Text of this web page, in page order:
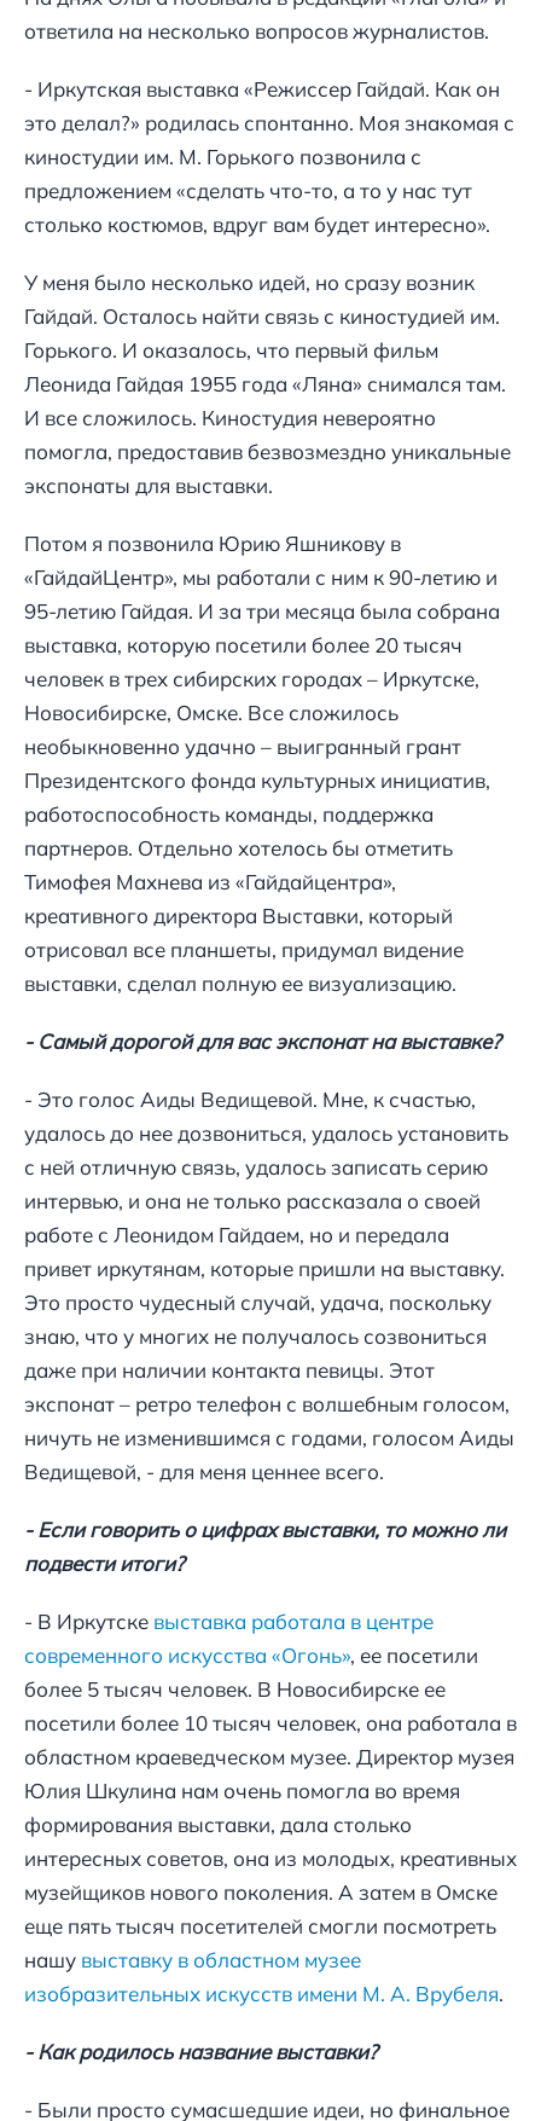
ответила на несколько вопросов журналистов.
- Иркутская выставка «Режиссер Гайдай. Как он
это делал?» родилась спонтанно. Моя знакомая с
киностудии им. М. Горького позвонила с
предложением «сделать что-то, а то у нас тут
столько костюмов, вдруг вам будет интересно».
У меня было несколько идей, но сразу возник
Гайдай. Осталось найти связь с киностудией им.
Горького. И оказалось, что первый фильм
Леонида Гайдая 1955 года «Ляна» снимался там.
И все сложилось. Киностудия невероятно
помогла, предоставив безвозмездно уникальные
экспонаты для выставки.
Потом я позвонила Юрию Яшникову в
«ГайдайЦентр», мы работали с ним к 90-летию и
95-летию Гайдая. И за три месяца была собрана
выставка, которую посетили более 20 тысяч
человек в трех сибирских городах – Иркутске,
Новосибирске, Омске. Все сложилось
необыкновенно удачно – выигранный грант
Президентского фонда культурных инициатив,
работоспособность команды, поддержка
партнеров. Отдельно хотелось бы отметить
Тимофея Махнева из «Гайдайцентра»,
креативного директора Выставки, который
отрисовал все планшеты, придумал видение
выставки, сделал полную ее визуализацию.
- Самый дорогой для вас экспонат на выставке?
- Это голос Аиды Ведищевой. Мне, к счастью,
удалось до нее дозвониться, удалось установить
с ней отличную связь, удалось записать серию
интервью, и она не только рассказала о своей
работе с Леонидом Гайдаем, но и передала
привет иркутянам, которые пришли на выставку.
Это просто чудесный случай, удача, поскольку
знаю, что у многих не получалось созвониться
даже при наличии контакта певицы. Этот
экспонат – ретро телефон с волшебным голосом,
ничуть не изменившимся с годами, голосом Аиды
Ведищевой, - для меня ценнее всего.
- Если говорить о цифрах выставки, то можно ли
подвести итоги?
- В Иркутске выставка работала в центре
современного искусства «Огонь», ее посетили
более 5 тысяч человек. В Новосибирске ее
посетили более 10 тысяч человек, она работала в
областном краеведческом музее. Директор музея
Юлия Шкулина нам очень помогла во время
формирования выставки, дала столько
интересных советов, она из молодых, креативных
музейщиков нового поколения. А затем в Омске
еще пять тысяч посетителей смогли посмотреть
нашу выставку в областном музее
изобразительных искусств имени М. А. Врубеля.
- Как родилось название выставки?
- Были просто сумасшедшие идеи, но финальное